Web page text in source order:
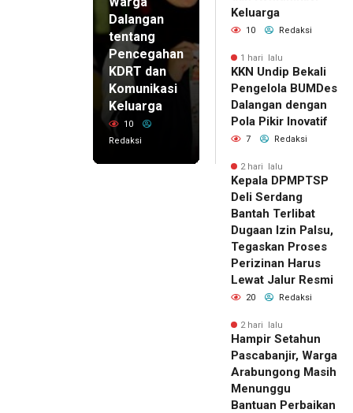
Dalangan
tentang
Pencegahan
KDRT dan
Komunikasi
Keluarga
10
Redaksi
Keluarga
10 Redaksi
1 hari lalu
KKN Undip Bekali
Pengelola BUMDes
Dalangan dengan
Pola Pikir Inovatif
7 Redaksi
2 hari lalu
Kepala DPMPTSP
Deli Serdang
Bantah Terlibat
Dugaan Izin Palsu,
Tegaskan Proses
Perizinan Harus
Lewat Jalur Resmi
20 Redaksi
2 hari lalu
Hampir Setahun
Pascabanjir, Warga
Arabungong Masih
Menunggu
Bantuan Perbaikan